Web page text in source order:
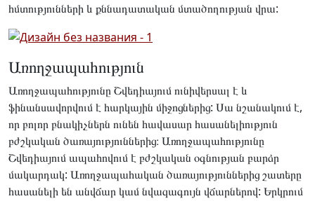
հմտությունների և քննադատական մտածողության վրա:
Առողջապահություն
Առողջապահությունը Շվեդիայում ունիվերսալ է և
ֆինանսավորվում է հարկային միջոցներից: Սա նշանակում է,
որ բոլոր բնակիչներն ունեն հավասար հասանելիություն
բժշկական ծառայություններից։ Առողջապահությունը
Շվեդիայում ապահովում է բժշկական օգնության բարձր
մակարդակ: Առողջապահական ծառայություններից շատերը
հասանելի են անվճար կամ նվազագույն վճարներով: Երկրում